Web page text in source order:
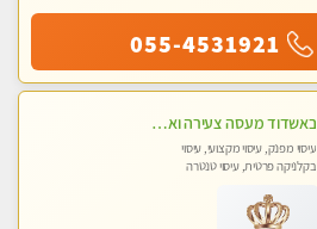
055-4531921
באשדוד מעסה צעירה ואלופה לעיסוי מקצועי מומלץ מאוד ....פרטי!!
עיסוי מפנק, עיסוי מקצועי, עיסוי
בקלניקה פרטית, עיסוי טנטרה